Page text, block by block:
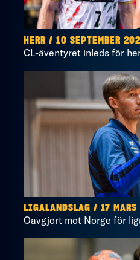
HERR / 10 SEPTEMBER
CL-äventyret inleds för
LIGALANDSLAG / 17
Oavgjort mot Norge för